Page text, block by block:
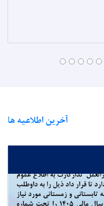
آخرین اطلاعیه ها